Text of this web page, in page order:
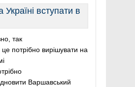
Україні вступати в
так
потрібно вирішувати на
Варшавський